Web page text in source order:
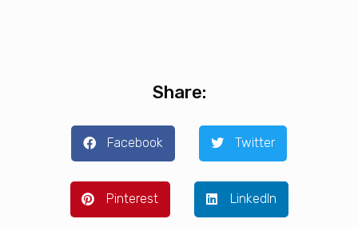
Share:
Facebook Twitter
Pinterest LinkedIn